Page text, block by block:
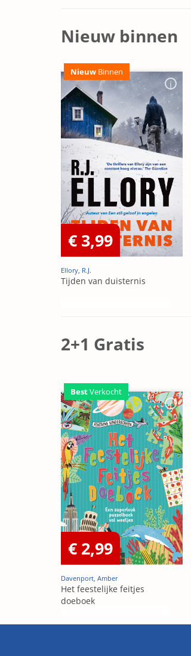
Nieuw binnen
Nieuw Binnen
€ 3,99
Ellory, R.J.
Tijden van duisternis
2+1 Gratis
BestVerkocht
€ 2,99
Davenport, Amber
Het feestelijke feitjes
doeboek